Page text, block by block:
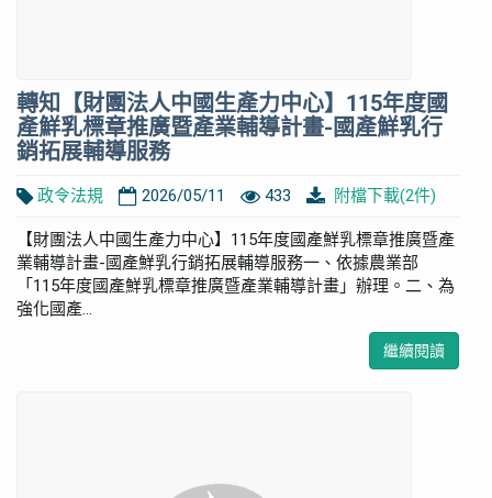
轉知【財團法人中國生產力中心】115年度國
產鮮乳標章推廣暨產業輔導計畫-國產鮮乳行
銷拓展輔導服務
政令法規 2026/05/11 433 附檔下載(2件)
【財團法人中國生產力中心】115年度國產鮮乳標章推廣暨產
業輔導計畫-國產鮮乳行銷拓展輔導服務一、依據農業部
「115年度國產鮮乳標章推廣暨產業輔導計畫」辦理。二、為
強化國產...
繼續閱讀